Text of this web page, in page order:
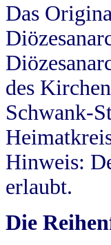
Das
des
Schwank-
Hinweis:
erlaubt.
Die